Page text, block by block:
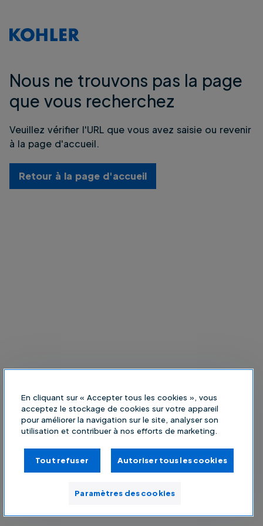
Nous ne trouvons pas la page
que vous recherchez
Veuillez vérifier l'URL que vous avez saisie ou revenir
à la page d'accueil.
Retour à la page d'accueil
En cliquant sur « Accepter tous les cookies », vous
acceptez le stockage de cookies sur votre appareil
pour améliorer la navigation sur le site, analyser son
utilisation et contribuer à nos efforts de marketing.
Tout refuser Autoriser tous les cookies
Paramètres des cookies